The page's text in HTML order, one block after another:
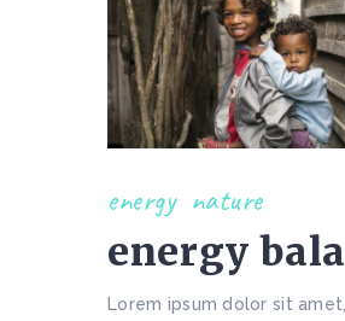
energy nature
energy
Lorem ipsum dolor sit amet,